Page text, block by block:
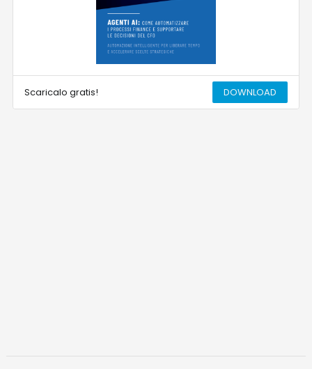
Scaricalo gratis! DOWNLOAD